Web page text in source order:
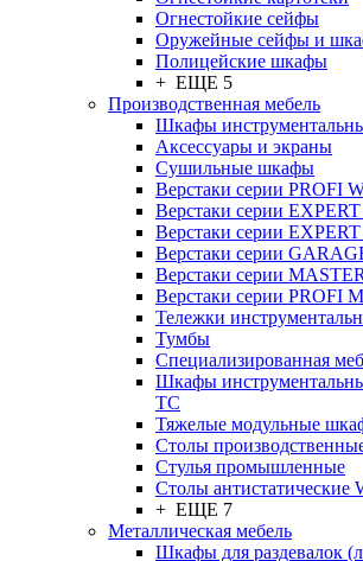
Огнестойкие сейфы
Оружейные сейфы и
Полицейские шкафы
+ ЕЩЕ 5
Производственная мебель
Шкафы
Аксессуары и экраны
Cушильные шкафы
Верстаки серии PROFI
Верстаки серии
Верстаки серии
Верстаки серии
Верстаки серии MASTER
Верстаки серии PROFI M
Тележки
Тумбы
Cпециализированная
Шкафы
TC
Тяжелые модульные
Столы
Стулья промышленные
Столы антистатические
+ ЕЩЕ 7
Металлическая мебель
Шкафы для раздевалок